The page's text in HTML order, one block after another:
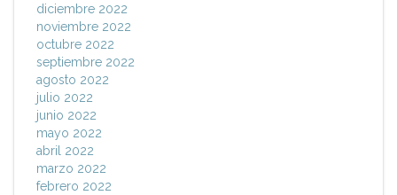
diciembre 2022
noviembre 2022
octubre 2022
septiembre 2022
agosto 2022
julio 2022
junio 2022
mayo 2022
abril 2022
marzo 2022
febrero 2022